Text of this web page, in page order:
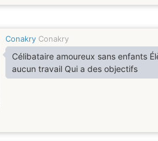
Conakry Conakry
Célibataire amoureux sans enfants
aucun travail Qui a des objectifs